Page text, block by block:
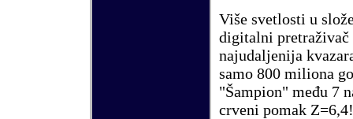
Više svetlosti u
digitalni pretraživač
najudaljenija
samo 800 miliona
"Šampion" među 7
crveni pomak Z=6,4!